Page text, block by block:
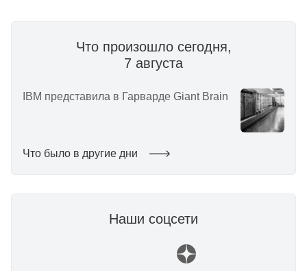
Что произошло сегодня,
7 августа
IBM представила в Гарварде Giant Brain
Что было в другие дни
Наши соцсети